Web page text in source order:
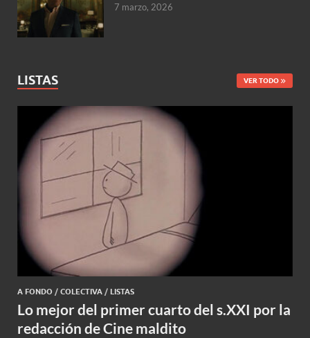
7 marzo, 2026
LISTAS VER TODO
A FONDO / COLECTIVA / LISTAS
Lo mejor del primer cuarto del s.XXI por la
redacción de Cine maldito